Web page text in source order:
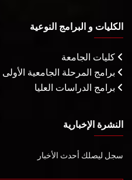
الكليات و البرامج النوعية
كليات الجامعة
برامج المرحلة الجامعية الأولى
برامج الدراسات العليا
النشرة الإخبارية
سجل ليصلك أحدث الأخبار